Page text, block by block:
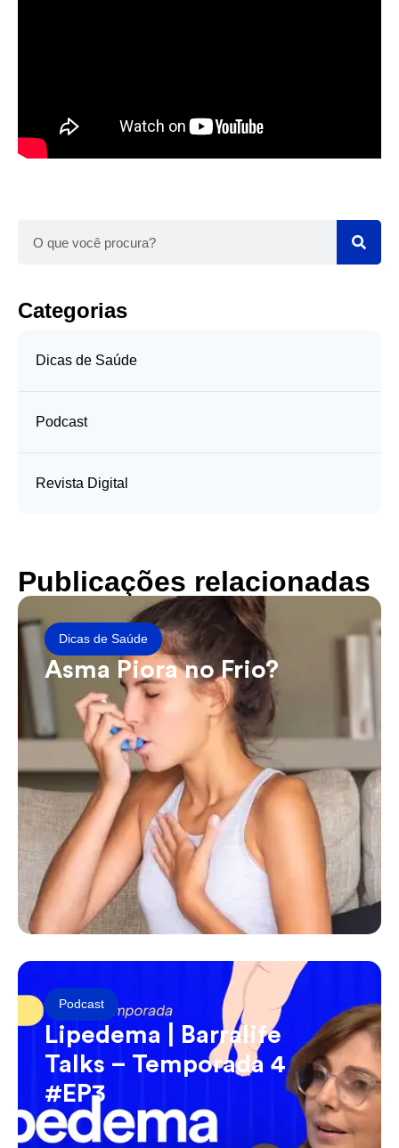
Categorias
Dicas de Saúde
Podcast
Revista Digital
Publicações relacionadas
Dicas de Saúde
Asma Piora no Frio?
Podcast
Lipedema | Barralife
Talks – Temporada 4
#EP3